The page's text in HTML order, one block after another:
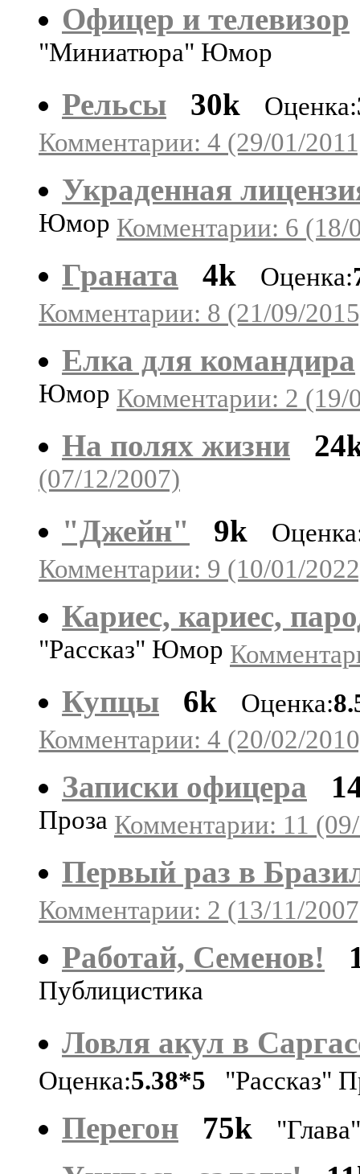
Офицер и телевизор
"Миниатюра" Юмор
Рельсы
30k Оценка:
Комментарии: 4 (29/01/
Украденная
Юмор Комментарии: 6 (18/
Граната 4k Оценка:
Комментарии: 8 (21/09/
Елка для командира
Юмор Комментарии: 2 (19/
На полях жизни
(07/12/2007)
"Джейн"
9k
Комментарии: 9 (10/01/
Кариес, кариес,
"Рассказ" Юмор
Купцы 6k Оценка:
Комментарии: 4 (20/02/
Записки офицера
Проза Комментарии: 11
Первый раз в
Комментарии: 2 (13/11/
Работай, Семенов!
Публицистика
Ловля акул в
Оценка:5.38*5 "Рассказ"
Перегон 75k